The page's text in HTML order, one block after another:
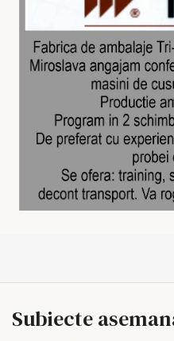
Subiecte